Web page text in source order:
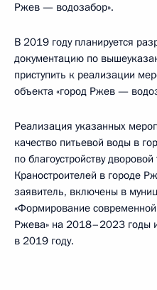
Ржев — водозабор».
В 2019 году планируется
документацию по
приступить к реализации
объекта «город Ржев —
Реализация указанных
качество питьевой воды в
по благоустройству
Краностроителей в городе
заявитель, включены в
«Формирование
Ржева» на 2018–2023 годы
в 2019 году.